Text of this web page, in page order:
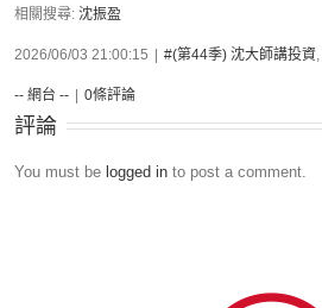
相關搜尋: 沈振盈
2026/06/03 21:00:15 #(第44季) 沈大師講投資,
-- 網台 -- 0條評論
評論
You must be logged in to post a comment.